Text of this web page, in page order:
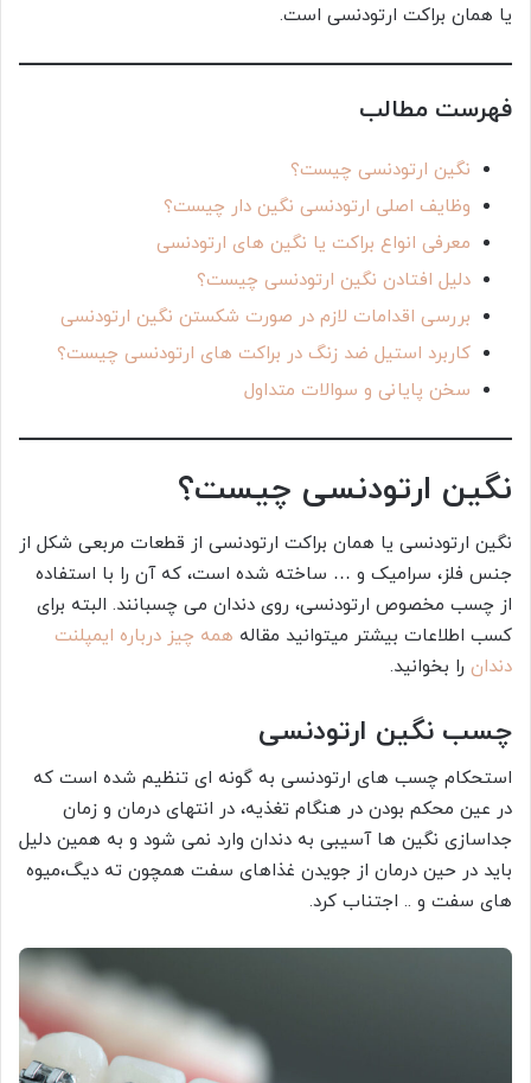
یا همان براکت ارتودنسی است.
فهرست مطالب
نگین ارتودنسی چیست؟
وظایف اصلی ارتودنسی نگین دار چیست؟
معرفی انواع براکت یا نگین های ارتودنسی
دلیل افتادن نگین ارتودنسی چیست؟
بررسی اقدامات لازم در صورت شکستن نگین ارتودنسی
کاربرد استیل ضد زنگ در براکت های ارتودنسی چیست؟
سخن پایانی و سوالات متداول
نگین ارتودنسی چیست؟
نگین ارتودنسی یا همان براکت ارتودنسی از قطعات مربعی شکل از
جنس فلز، سرامیک و … ساخته شده است، که آن را با استفاده
از چسب مخصوص ارتودنسی، روی دندان می چسبانند. البته برای
کسب اطلاعات بیشتر میتوانید مقاله همه چیز درباره ایمپلنت
دندان را بخوانید.
چسب نگین ارتودنسی
استحکام چسب های ارتودنسی به گونه ای تنظیم شده است که
در عین محکم بودن در هنگام تغذیه، در انتهای درمان و زمان
جداسازی نگین ها آسیبی به دندان وارد نمی شود و به همین دلیل
باید در حین درمان از جویدن غذاهای سفت همچون ته دیگ،میوه
های سفت و .. اجتناب کرد.